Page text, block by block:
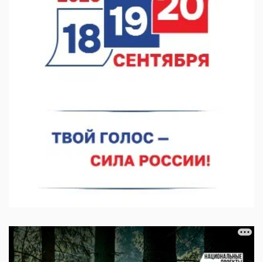
В Нижегородской области созданы четыре ММЦ
07.08.2026 11:46